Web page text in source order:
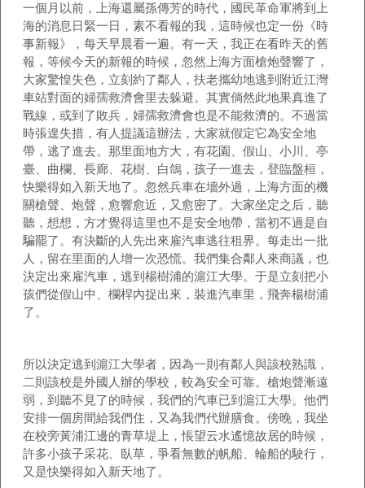
一個月以前，上海還屬孫傳芳的時代，國民革命軍將到上
海的消息日緊一日，素不看報的我，這時候也定一份《時
事新報》，每天早晨看一遍。有一天，我正在看昨天的舊
報，等候今天的新報的時候，忽然上海方面槍炮聲響了，
大家驚惶失色，立刻約了鄰人，扶老攜幼地逃到附近江灣
車站對面的婦孺救濟會里去躲避。其實倘然此地果真進了
戰線，或到了敗兵，婦孺救濟會也是不能救濟的。不過當
時張遑失措，有人提議這辦法，大家就假定它為安全地
帶，逃了進去。那里面地方大，有花園、假山、小川、亭
臺、曲欄、長廊、花樹、白鴿，孩子一進去，登臨盤桓，
快樂得如入新天地了。忽然兵車在墻外過，上海方面的機
關槍聲、炮聲，愈響愈近，又愈密了。大家坐定之后，聽
聽，想想，方才覺得這里也不是安全地帶，當初不過是自
騙罷了。有決斷的人先出來雇汽車逃往租界。每走出一批
人，留在里面的人增一次恐慌。我們集合鄰人來商議，也
決定出來雇汽車，逃到楊樹浦的滬江大學。于是立刻把小
孩們從假山中、欄桿內捉出來，裝進汽車里，飛奔楊樹浦
了。
所以決定逃到滬江大學者，因為一則有鄰人與該校熟識，
二則該校是外國人辦的學校，較為安全可靠。槍炮聲漸遠
弱，到聽不見了的時候，我們的汽車已到滬江大學。他們
安排一個房間給我們住，又為我們代辦膳食。傍晚，我坐
在校旁黃浦江邊的青草堤上，悵望云水遙憶故居的時候，
許多小孩子采花、臥草，爭看無數的帆船、輪船的駛行，
又是快樂得如入新天地了。